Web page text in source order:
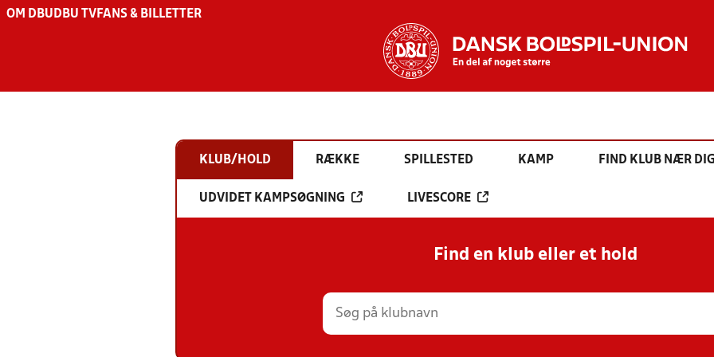
OM DBU DBU TV FANS & BILLETTER
KLUB/HOLD RÆKKE SPILLESTED KAMP FIND KLUB NÆR DIG
UDVIDET KAMPSØGNING LIVESCORE
Find en klub eller et hold